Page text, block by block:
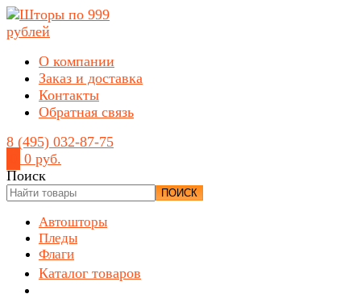
О компании
Заказ и доставка
Контакты
Обратная связь
8 (495) 032-87-75
0 руб.
Поиск
ПОИСК
Автошторы
Пледы
Флаги
Каталог товаров